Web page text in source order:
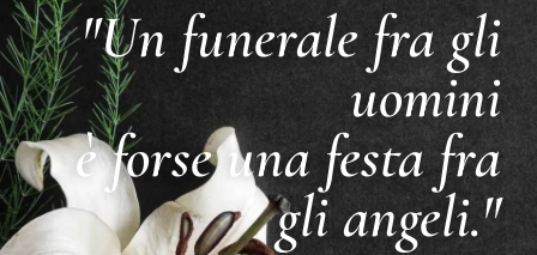
"Un funerale fra gli
uomini
è forse una festa fra
gli angeli."